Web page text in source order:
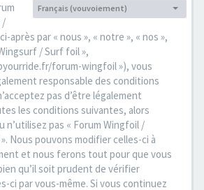
Langue :
Français (vouvoiement)
/
après par « nous », « notre », « nos »,
/ Surf foil »,
forum-wingfoil »), vous
responsable des conditions
pas d’être légalement
les conditions suivantes, alors
n’utilisez pas « Forum Wingfoil /
Nous pouvons modifier celles-ci à
et nous ferons tout pour que vous
qu’il soit prudent de vérifier
ci par vous-même. Si vous continuez